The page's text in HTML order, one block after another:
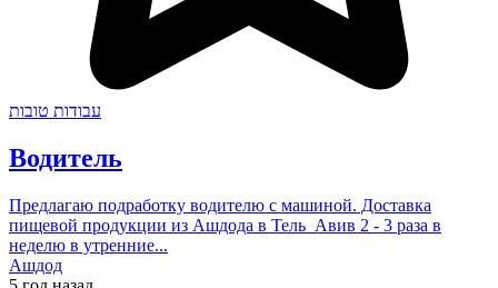
עבודות טובות
Водитель
Предлагаю подработку водителю с машиной. Доставка
пищевой продукции из Ашдода в Тель_Авив 2 - 3 раза в
неделю в утренние...
Ашдод